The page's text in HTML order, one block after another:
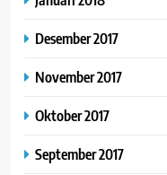
Desember 2017
November 2017
Oktober 2017
September 2017